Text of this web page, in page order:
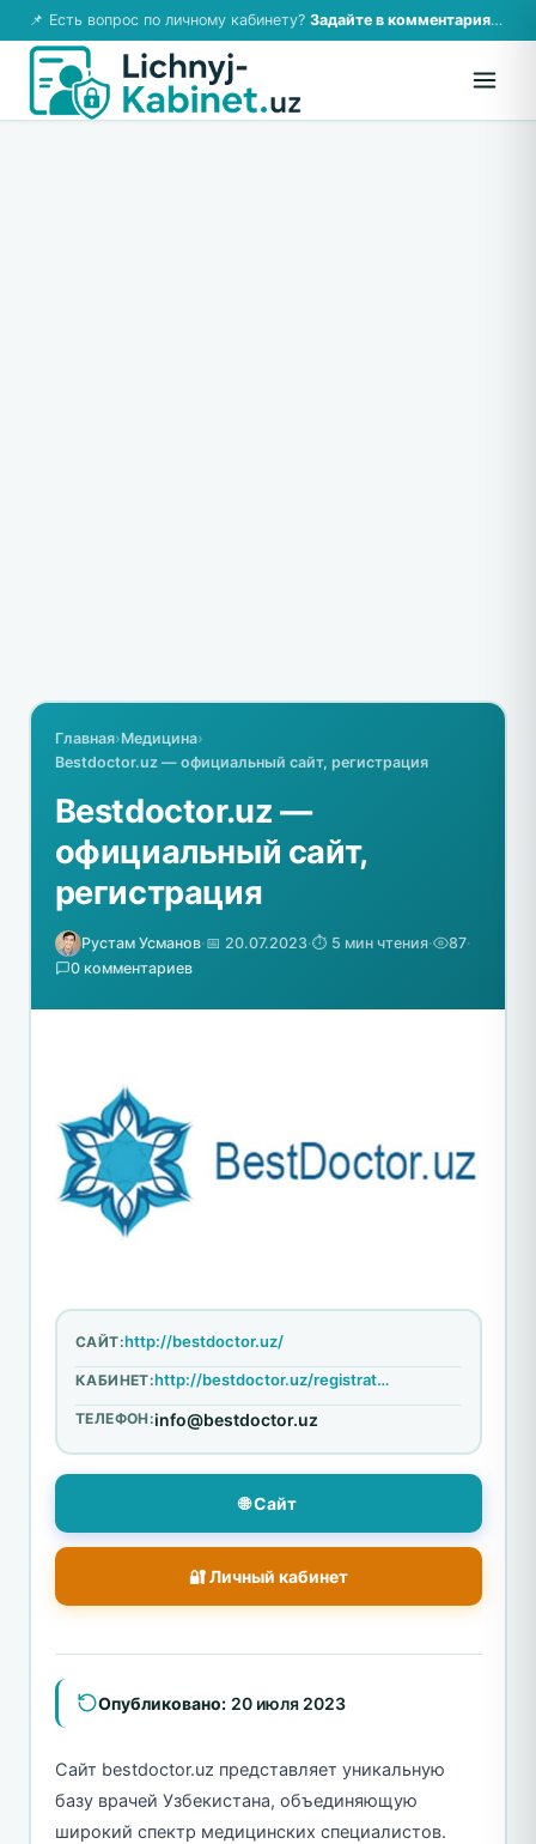
📌 Есть вопрос по личному кабинету? Задайте в комментариях — ответим!
Главная›Медицина›
Bestdoctor.uz — официальный сайт, регистрация
Bestdoctor.uz —
официальный сайт,
регистрация
Рустам Усманов·📅 20.07.2023·⏱️ 5 мин чтения· 87·
0 комментариев
САЙТ:http://bestdoctor.uz/
КАБИНЕТ: http://bestdoctor.uz/registratsiya
ТЕЛЕФОН:info@bestdoctor.uz
🌐 Сайт
🔐 Личный кабинет
Опубликовано: 20 июля 2023
Сайт bestdoctor.uz представляет уникальную
базу врачей Узбекистана, объединяющую
широкий спектр медицинских специалистов.